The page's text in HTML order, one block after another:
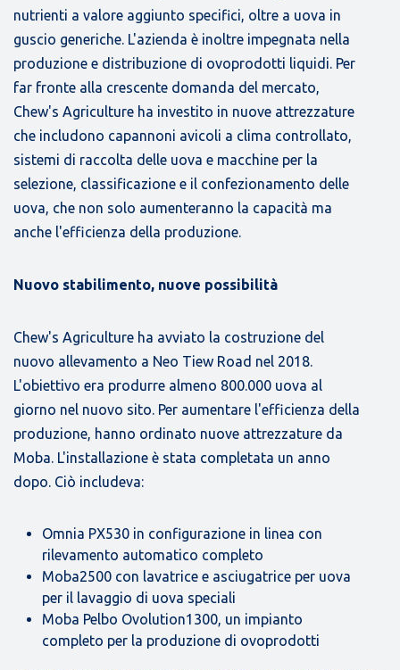
nutrienti a valore aggiunto specifici, oltre a uova in
guscio generiche. L'azienda è inoltre impegnata nella
produzione e distribuzione di ovoprodotti liquidi. Per
far fronte alla crescente domanda del mercato,
Chew's Agriculture ha investito in nuove attrezzature
che includono capannoni avicoli a clima controllato,
sistemi di raccolta delle uova e macchine per la
selezione, classificazione e il confezionamento delle
uova, che non solo aumenteranno la capacità ma
anche l'efficienza della produzione.
Nuovo stabilimento, nuove possibilità
Chew's Agriculture ha avviato la costruzione del
nuovo allevamento a Neo Tiew Road nel 2018.
L'obiettivo era produrre almeno 800.000 uova al
giorno nel nuovo sito. Per aumentare l'efficienza della
produzione, hanno ordinato nuove attrezzature da
Moba. L'installazione è stata completata un anno
dopo. Ciò includeva:
Omnia PX530 in configurazione in linea con
rilevamento automatico completo
Moba2500 con lavatrice e asciugatrice per uova
per il lavaggio di uova speciali
Moba Pelbo Ovolution1300, un impianto
completo per la produzione di ovoprodotti